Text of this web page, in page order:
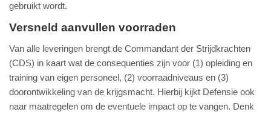
gebruikt wordt.
Versneld aanvullen voorraden
Van alle leveringen brengt de Commandant der Strijdkrachten
(CDS) in kaart wat de consequenties zijn voor (1) opleiding en
training van eigen personeel, (2) voorraadniveaus en (3)
doorontwikkeling van de krijgsmacht. Hierbij kijkt Defensie ook
naar maatregelen om de eventuele impact op te vangen. Denk